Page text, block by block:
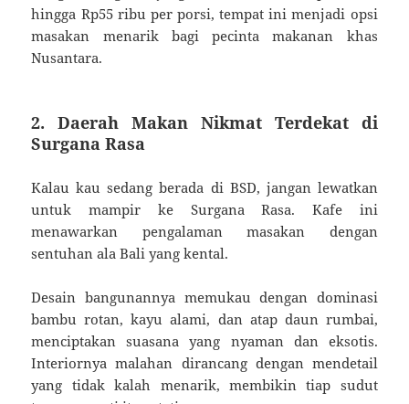
hingga Rp55 ribu per porsi, tempat ini menjadi opsi
masakan menarik bagi pecinta makanan khas
Nusantara.
2. Daerah Makan Nikmat Terdekat di
Surgana Rasa
Kalau kau sedang berada di BSD, jangan lewatkan
untuk mampir ke Surgana Rasa. Kafe ini
menawarkan pengalaman masakan dengan
sentuhan ala Bali yang kental.
Desain bangunannya memukau dengan dominasi
bambu rotan, kayu alami, dan atap daun rumbai,
menciptakan suasana yang nyaman dan eksotis.
Interiornya malahan dirancang dengan mendetail
yang tidak kalah menarik, membikin tiap sudut